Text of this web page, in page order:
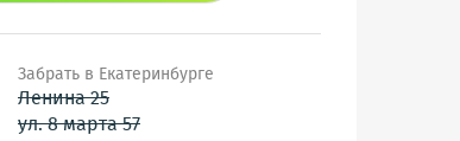
Забрать в Екатеринбурге
Ленина 25
ул. 8 марта 57